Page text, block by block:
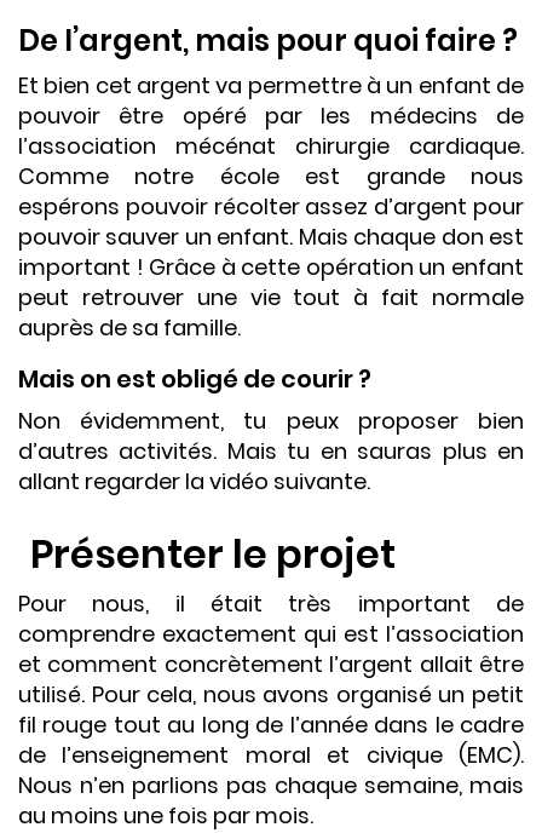
De l’argent, mais pour quoi faire ?
Et bien cet argent va permettre à un enfant de
pouvoir être opéré par les médecins de
l’association mécénat chirurgie cardiaque.
Comme notre école est grande nous
espérons pouvoir récolter assez d’argent pour
pouvoir sauver un enfant. Mais chaque don est
important ! Grâce à cette opération un enfant
peut retrouver une vie tout à fait normale
auprès de sa famille.
Mais on est obligé de courir ?
Non évidemment, tu peux proposer bien
d’autres activités. Mais tu en sauras plus en
allant regarder la vidéo suivante.
Présenter le projet
Pour nous, il était très important de
comprendre exactement qui est l’association
et comment concrètement l’argent allait être
utilisé. Pour cela, nous avons organisé un petit
fil rouge tout au long de l’année dans le cadre
de l’enseignement moral et civique (EMC).
Nous n’en parlions pas chaque semaine, mais
au moins une fois par mois.